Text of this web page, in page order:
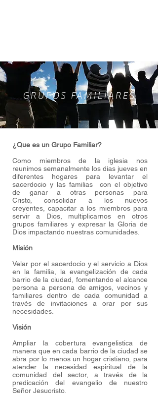
GRUPOS FAMILIARES
¿Que es un Grupo Familiar?
Como miembros de la iglesia nos
reunimos semanalmente los dias jueves en
diferentes hogares para levantar el
sacerdocio y las familias con el objetivo
de ganar a otras personas para
Cristo, consolidar a los nuevos
creyentes, capacitar a los miembros para
servir a Dios, multiplicarnos en otros
grupos familiares y expresar la Gloria de
Dios impactando nuestras comunidades.
Misión
Velar por el sacerdocio y el servicio a Dios
en la familia, la evangelización de cada
barrio de la ciudad, fomentando el alcance
persona a persona de amigos, vecinos y
familiares dentro de cada comunidad a
través de invitaciones a orar por sus
necesidades.
Visión
Ampliar la cobertura evangelistica de
manera que en cada barrio de la ciudad se
abra por lo menos un hogar cristiano, para
atender la necesidad espiritual de la
comunidad del sector, a través de la
predicación del evangelio de nuestro
Señor Jesucristo.